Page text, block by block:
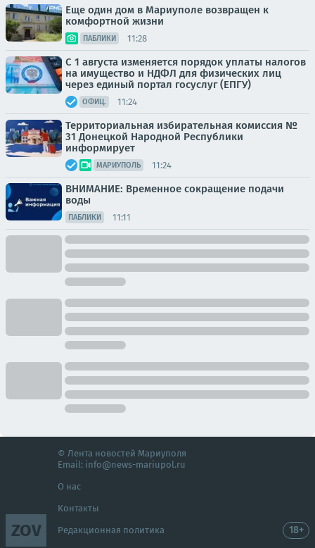
Еще один дом в Мариуполе возвращен к
комфортной жизни
ПАБЛИКИ 11:28
С 1 августа изменяется порядок уплаты налогов
на имущество и НДФЛ для физических лиц
через единый портал госуслуг (ЕПГУ)
ОФИЦ. 11:24
Территориальная избирательная комиссия №
31 Донецкой Народной Республики
информирует
МАРИУПОЛЬ 11:24
ВНИМАНИЕ: Временное сокращение подачи
воды
ПАБЛИКИ 11:11
ZOV
© Лента новостей Мариуполя
Email: info@news-mariupol.ru
О нас
Контакты
Редакционная политика 18+